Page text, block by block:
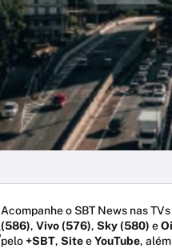
Acompanhe o SBT News nas
(586), Vivo (576), Sky (580) e
pelo+SBT, SiteeYouTube,